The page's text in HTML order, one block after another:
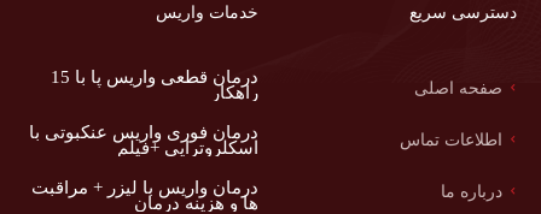
دسترسی سریع
صفحه اصلی
اطلاعات تماس
درباره ما
خدمات واریس
درمان قطعی واریس پا با 15
راهکار
درمان فوری واریس عنکبوتی با
اسکلروتراپی +فیلم
درمان واریس با لیزر + مراقبت
ها و هزینه درمان